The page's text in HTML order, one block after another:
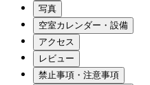
写真
空室カレンダー・設備
アクセス
レビュー
禁止事項・注意事項